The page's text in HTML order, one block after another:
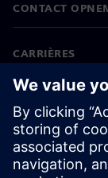
CONTACT
CARRIÈRES
©Siemens 2026